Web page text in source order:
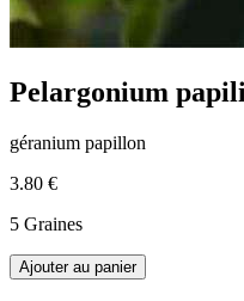
Pelargonium
géranium papillon
3.80 €
5 Graines
Ajouter au panier